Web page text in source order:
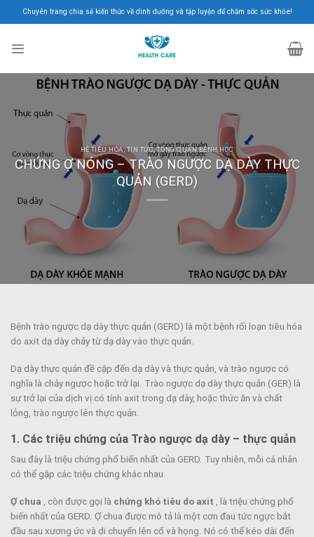
to
Chuyên trang chia sẻ kiến thức về dinh dưỡng và tập luyện để chăm sóc sức khỏe!
HỆ TIÊU HÓA,TIN TỨC,TỔNG QUAN BỆNH HỌC
CHỨNG Ợ NÓNG – TRÀO NGƯỢC DẠ DÀY THỰC
QUẢN (GERD)
Bệnh trào ngược dạ dày thực quản (GERD) là một bệnh rối loạn tiêu hóa
do axit dạ dày chảy từ dạ dày vào thực quản.
Dạ dày thực quản đề cập đến dạ dày và thực quản, và trào ngược có
nghĩa là chảy ngược hoặc trở lại. Trào ngược dạ dày thực quản (GER) là
sự trở lại của dịch vị có tính axit trong dạ dày, hoặc thức ăn và chất
lỏng, trào ngược lên thực quản.
1. Các triệu chứng của Trào ngược dạ dày – thực quản
Sau đây là triệu chứng phổ biến nhất của GERD. Tuy nhiên, mỗi cá nhân
có thể gặp các triệu chứng khác nhau.
Ợ chua , còn được gọi là chứng khó tiêu do axit , là triệu chứng phổ
biến nhất của GERD. Ợ chua được mô tả là một cơn đau tức ngực bắt
đầu sau xương ức và di chuyển lên cổ và họng. Nó có thể kéo dài đến